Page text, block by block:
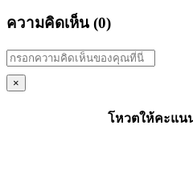
ความคิดเห็น (0)
×
โหวตให้คะแน